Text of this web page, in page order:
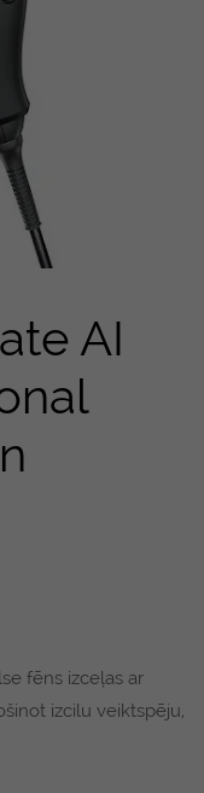
AI
fēns izceļas ar
izcilu veiktspēju,